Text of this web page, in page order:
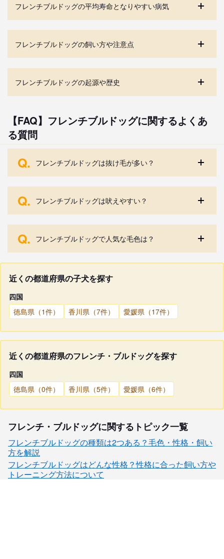
フレンチブルドッグの平均寿命となりやすい病気
フレンチブルドッグの飼い方や注意点
フレンチブルドッグの起源や歴史
【FAQ】フレンチブルドッグに関するよくあ
る質問
Q. フレンチブルドッグは抜け毛が多い？
Q. フレンチブルドッグは吠えやすい？
Q. フレンチブルドッグで人気な毛色は？
近くの都道府県の子犬を探す
四国
徳島県（1件）
香川県（7件） 愛媛県（17件）
近くの都道府県のフレンチ・ブルドッグを探す
四国
徳島県（0件）
香川県（5件） 愛媛県（6件）
フレンチ・ブルドッグに関するトピック一覧
フレンチブルドッグの種類は2つある？毛色・性格・飼い
方を解説
フレンチブルドッグはどんな性格？性格に合った飼い方や
トレーニング方法について